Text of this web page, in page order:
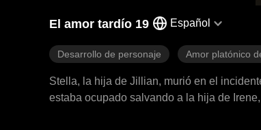
El amor tardío 19 Español
Desarrollo de personaje Amor platónico
Stella, la hija de Jillian, murió en el
estaba ocupado salvando a la hija de